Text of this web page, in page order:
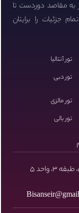
به مقاصد دوردست تا
جزئیات را برایتان
تور آنتالیا
تور دبی
تور مالزی
تور بالی